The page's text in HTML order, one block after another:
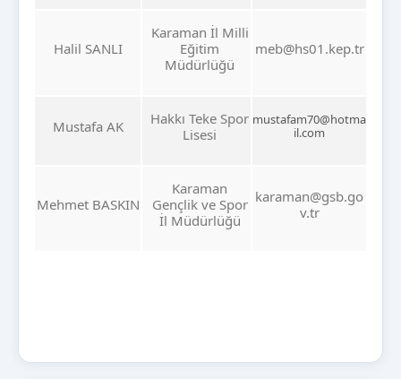
Halil SANLI
Karaman İl Milli
Eğitim
Müdürlüğü
meb@hs01.kep.tr
Mustafa AK
Hakkı Teke Spor
Lisesi
mustafam70@hotma
il.com
Mehmet BASKIN
Karaman
Gençlik ve Spor
İl Müdürlüğü
karaman@gsb.go
v.tr